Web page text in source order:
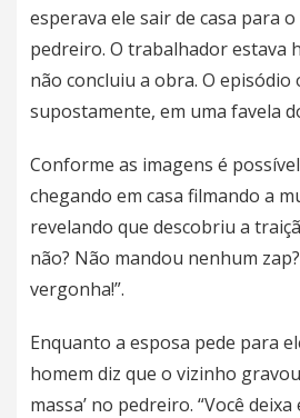
esperava ele sair de casa para
pedreiro. O trabalhador estava
não concluiu a obra. O episódio
supostamente, em uma favela
Conforme as imagens é
chegando em casa filmando a
revelando que descobriu a
não? Não mandou nenhum
vergonha!”.
Enquanto a esposa pede para
homem diz que o vizinho
massa’ no pedreiro. “Você